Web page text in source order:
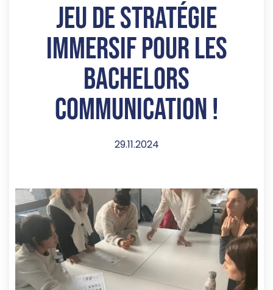
Jeu de stratégie
immersif pour les
Bachelors
communication !
29.11.2024